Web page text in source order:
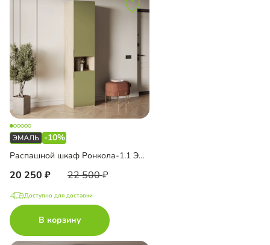
-10%
Распашной шкаф Ронкола-1.1 Эмаль
20 250 22 500
Доступно для доставки
В корзину